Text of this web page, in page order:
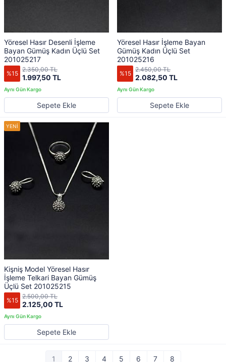
Yöresel Hasır Desenli İşleme
Bayan Gümüş Kadın Üçlü Set
201025217
%15 1.997,50 TL
2.350,00 TL
Sepete Ekle
Yöresel Hasır İşleme Bayan
Gümüş Kadın Üçlü Set
201025216
%15 2.082,50 TL
2.450,00 TL
Sepete Ekle
Kişniş Model Yöresel Hasır
İşleme Telkari Bayan Gümüş
Üçlü Set 201025215
%15 2.125,00 TL
2.500,00 TL
Sepete Ekle
1 2 3 4 5 6 7 8